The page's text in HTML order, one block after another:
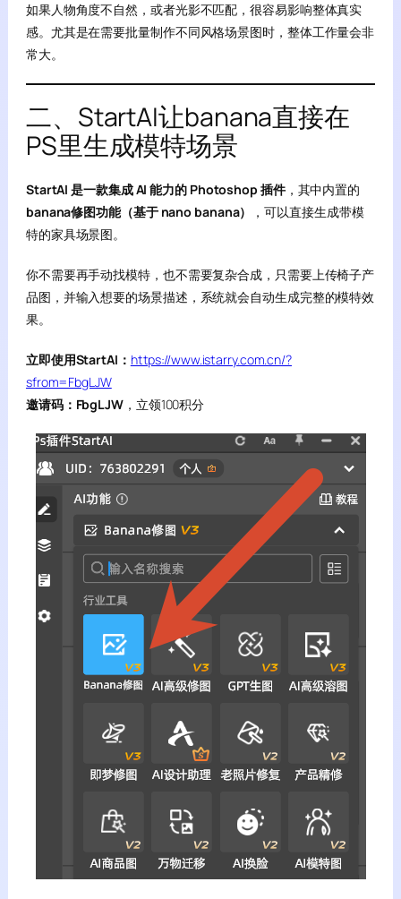
如果人物角度不自然，或者光影不匹配，很容易影响整体真实
感。尤其是在需要批量制作不同风格场景图时，整体工作量会非
常大。
二、StartAI让banana直接在
PS里生成模特场景
StartAI 是一款集成 AI 能力的 Photoshop 插件，其中内置的
banana修图功能（基于 nano banana）
，可以直接生成带模
特的家具场景图。
你不需要再手动找模特，也不需要复杂合成，只需要上传椅子产
品图，并输入想要的场景描述，系统就会自动生成完整的模特效
果。
立即使用StartAI： https://www.istarry.com.cn/?
sfrom=FbgLJW
邀请码：FbgLJW，立领100积分